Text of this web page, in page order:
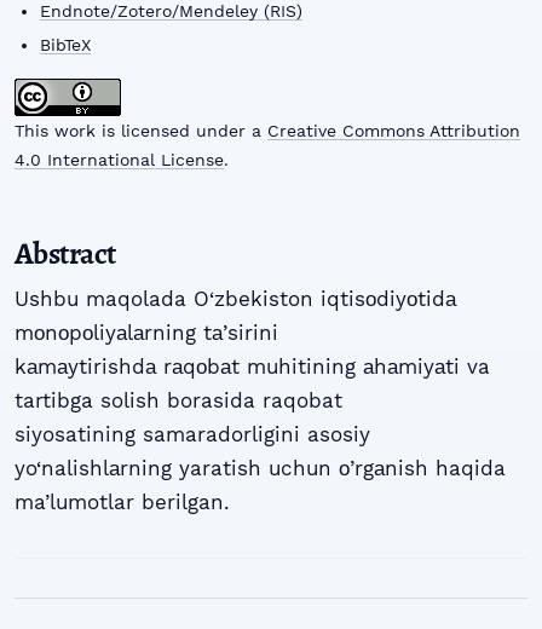
Endnote/Zotero/Mendeley (RIS)
BibTeX
This work is licensed under a Creative Commons Attribution
4.0 International License.
Abstract
Ushbu maqolada O‘zbekiston iqtisоdiyоtidа
mоnоpоliyаlаrning tа’sirini
kаmаytirishdа rаqоbаt muhitining аhаmiyаti va
tartibga solish borasida raqobat
siyosatining samaradorligini asosiy
yo‘nalishlаrning yaratish uchun о’rgаnish haqida
ma’lumotlar berilgan.